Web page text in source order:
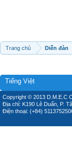
Trang chủ Diễn đàn
Tiếng Việt
Copyright © 2013 D.M.E.C
Địa chỉ: K190 Lê Duẩn, P.
Điện thoại: (+84)